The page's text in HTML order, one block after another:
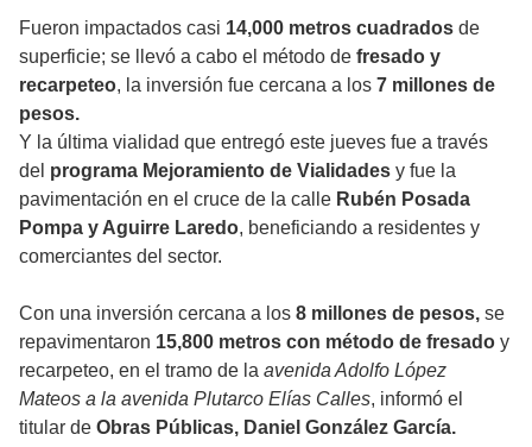
Fueron impactados casi 14,000 metros cuadrados de
superficie; se llevó a cabo el método de fresado y
recarpeteo, la inversión fue cercana a los 7 millones de
pesos.
Y la última vialidad que entregó este jueves fue a través
del programa Mejoramiento de Vialidades y fue la
pavimentación en el cruce de la calle Rubén Posada
Pompa y Aguirre Laredo, beneficiando a residentes y
comerciantes del sector.
Con una inversión cercana a los 8 millones de pesos, se
repavimentaron 15,800 metros con método de fresado y
recarpeteo, en el tramo de la avenida Adolfo López
Mateos a la avenida Plutarco Elías Calles, informó el
titular de Obras Públicas, Daniel González García.